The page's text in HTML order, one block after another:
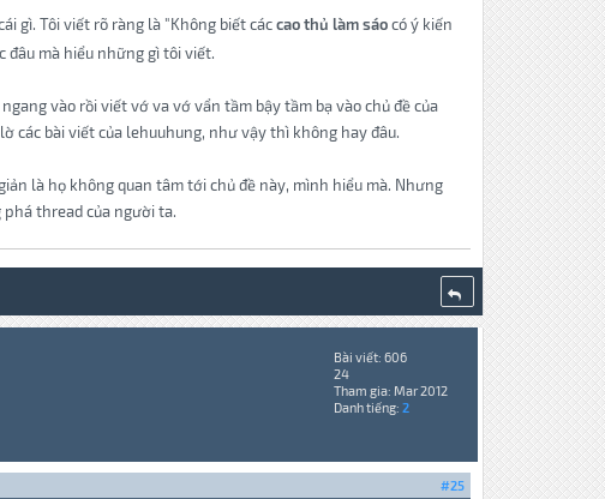
gì. Tôi viết rõ ràng là "Không biết cáccao thủ làm sáocó ý kiến
đâu mà hiểu những gì tôi viết.
vào rồi viết vớ va vớ vẩn tầm bậy tầm bạ vào chủ đề của
các bài viết của lehuuhung, như vậy thì không hay đâu.
là họ không quan tâm tới chủ đề này, mình hiểu mà. Nhưng
thread của người ta.
Bài viết: 606
24
Tham gia: Mar 2012
Danh tiếng: 2
#25